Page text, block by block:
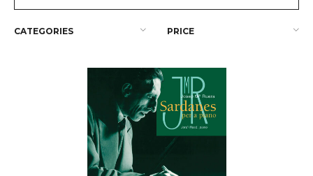
CATEGORIES PRICE